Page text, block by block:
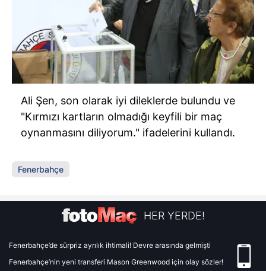
Ali Şen, son olarak iyi dileklerde bulundu ve
"Kırmızı kartların olmadığı keyfili bir maç
oynanmasını diliyorum." ifadelerini kullandı.
Fenerbahçe
HER YERDE!
Fenerbahçe’de sürpriz ayrılık ihtimali! Devre arasında gelmişti
Fenerbahçe’nin yeni transferi Mason Greenwood için olay sözler!